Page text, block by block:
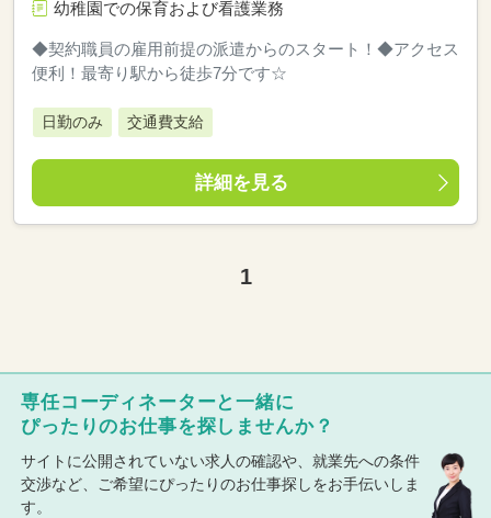
幼稚園での保育および看護業務
◆契約職員の雇用前提の派遣からのスタート！◆アクセス
便利！最寄り駅から徒歩7分です☆
日勤のみ 交通費支給
詳細を見る
1
専任コーディネーターと一緒に
ぴったりのお仕事を探しませんか？
サイトに公開されていない求人の確認や、就業先への条件
交渉など、ご希望にぴったりのお仕事探しをお手伝いしま
す。